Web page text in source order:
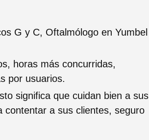
G y C, Oftalmólogo en Yumbel
horas más concurridas,
por usuarios.
significa que cuidan bien a sus
contentar a sus clientes, seguro